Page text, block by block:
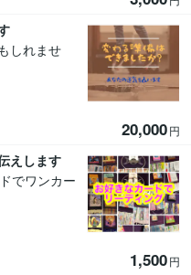
しれませ
20,000円
えします
でワンカー
1,500円